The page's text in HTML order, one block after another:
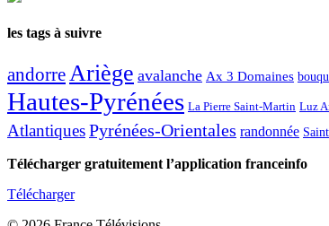
les tags à suivre
andorreAriège avalanche Ax 3 Domaines
Hautes-Pyrénées La Pierre Saint-Martin Luz
AtlantiquesPyrénées-Orientales randonnée
Télécharger gratuitement l’application franceinfo
Télécharger